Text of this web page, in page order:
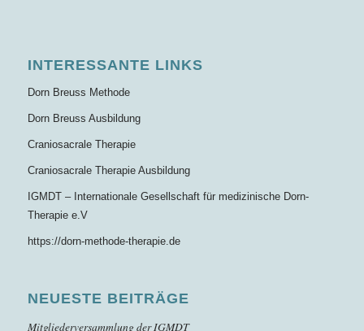
INTERESSANTE LINKS
Dorn Breuss Methode
Dorn Breuss Ausbildung
Craniosacrale Therapie
Craniosacrale Therapie Ausbildung
IGMDT – Internationale Gesellschaft für medizinische Dorn-
Therapie e.V
https://dorn-methode-therapie.de
NEUESTE BEITRÄGE
Mitgliederversammlung der IGMDT